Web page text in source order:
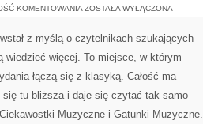
KOMENTOWANIA SPRZĘT
MUZYCZNA
ZOSTAŁA WYŁĄCZONA
z myślą o czytelnikach szukających
wiedzieć więcej. To miejsce, w którym
łączą się z klasyką. Całość ma
tu bliższa i daje się czytać tak samo
Muzyczne i Gatunki Muzyczne.